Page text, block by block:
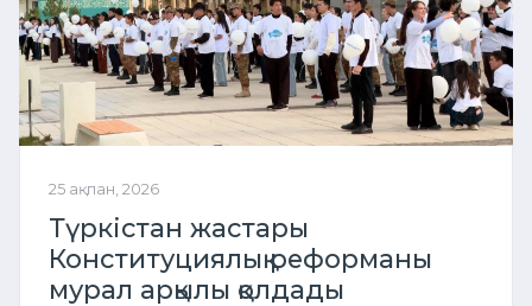
25 ақпан, 2026
Түркістан жастары
Конституциялық реформаны
мурал арқылы қолдады